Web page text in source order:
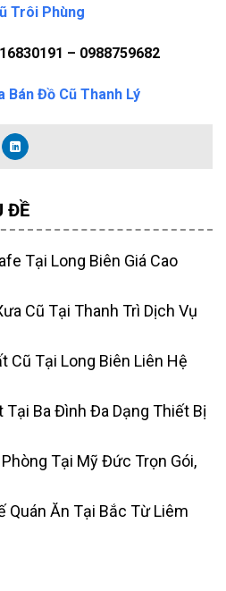
Trôi Phùng
– 0988759682
Bán Đồ Cũ Thanh Lý
ĐỀ
Tại Long Biên Giá Cao
Cũ Tại Thanh Trì Dịch Vụ
Cũ Tại Long Biên Liên Hệ
Tại Ba Đình Đa Dạng Thiết Bị
Tại Mỹ Đức Trọn Gói,
Quán Ăn Tại Bắc Từ Liêm